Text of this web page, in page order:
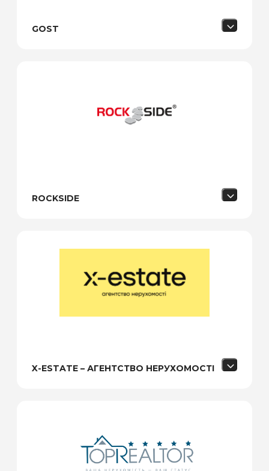
GOST
ROCKSIDE
X-ESTATE – АГЕНТСТВО НЕРУХОМОСТІ